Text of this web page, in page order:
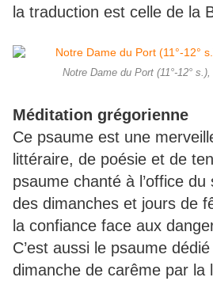
la traduction est celle de la
Notre Dame du Port (11°-12°
Méditation grégorienne
Ce psaume est une
littéraire, de poésie et de
psaume chanté à l’office
des dimanches et jours de
la confiance face aux
C’est aussi le psaume
dimanche de carême par la